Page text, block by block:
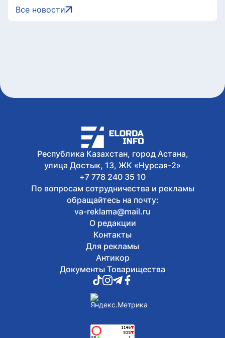
водорослей, тины и мусора в Астане
Сегодня, 13:04
Министр туризма и спорта посетил
соревнования по фиджитал-футболу в
рамках «Игр Будущего 2026»
Все новости
Республика Казахстан, город Астана,
улица Достык, 13, ЖК «Нурсая-2»
+7 778 240 35 10
По вопросам сотрудничества и рекламы
обращайтесь на почту:
va-reklama@mail.ru
О редакции
Контакты
Для рекламы
Антикор
Документы Товарищества